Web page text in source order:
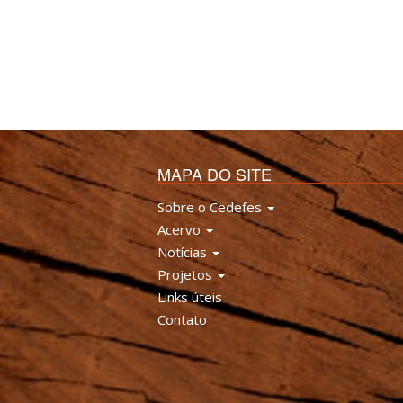
MAPA DO SITE
Sobre o Cedefes
Acervo
Notícias
Projetos
Links úteis
Contato